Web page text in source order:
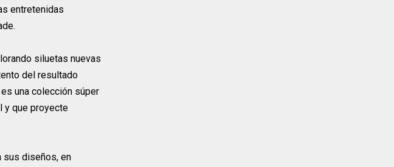
entretenidas
siluetas nuevas
del resultado
una colección súper
y que proyecte
sus diseños, en